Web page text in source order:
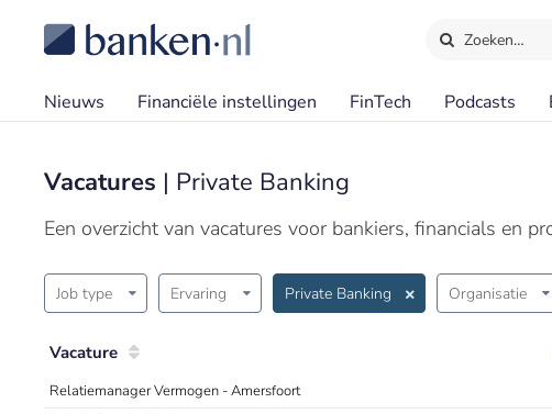
Zoeken…
Nieuws Financiële instellingen FinTech Podcasts
Vacatures | Private Banking
Een overzicht van vacatures voor bankiers, financials en
Job type Ervaring Private Banking Organisatie
Vacature
Relatiemanager Vermogen - Amersfoort